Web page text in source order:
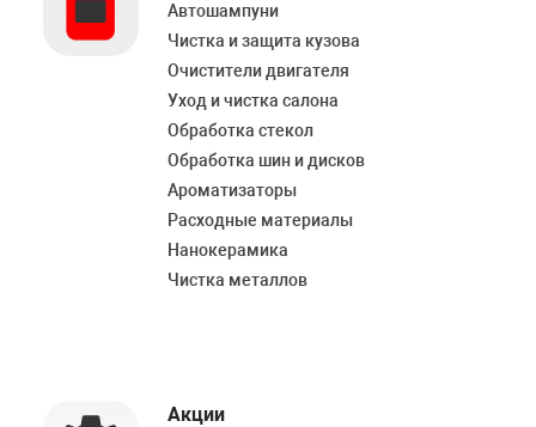
Автошампуни
Чистка и защита кузова
Очистители двигателя
Уход и чистка салона
Обработка стекол
Обработка шин и дисков
Ароматизаторы
Расходные материалы
Нанокерамика
Чистка металлов
Акции